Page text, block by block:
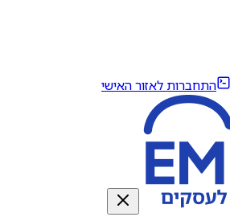
התחברות לאזור האישי